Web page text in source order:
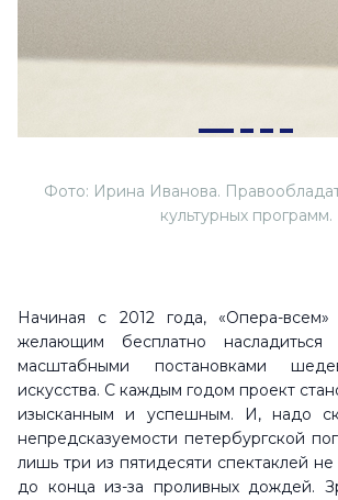
Фото: Ирина Иванова.
культурных программ.
Начиная с 2012 года, «Опера-всем»
желающим бесплатно
масштабными постановками
искусства. С каждым годом проект
изысканным и успешным. И, надо
непредсказуемости петербургской
лишь три из пятидесяти спектаклей
до конца из-за проливных дождей.